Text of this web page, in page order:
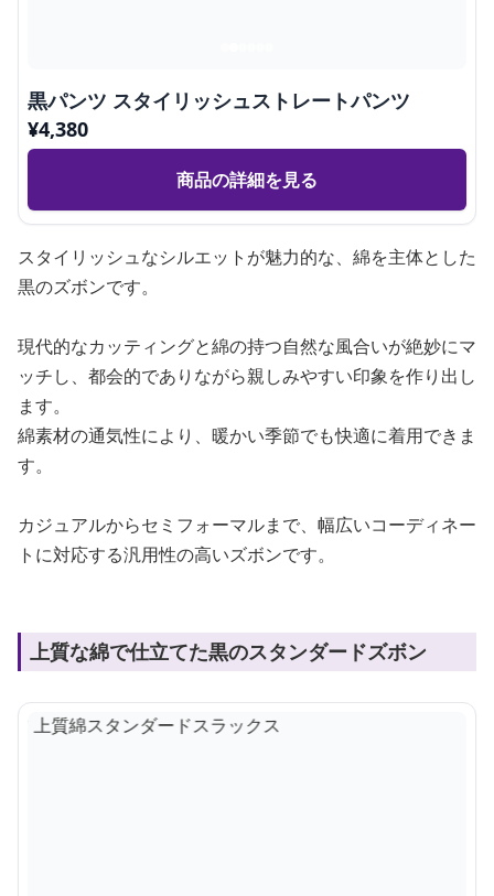
黒パンツ スタイリッシュストレートパンツ
¥4,380
商品の詳細を見る
スタイリッシュなシルエットが魅力的な、綿を主体とした
黒のズボンです。
現代的なカッティングと綿の持つ自然な風合いが絶妙にマ
ッチし、都会的でありながら親しみやすい印象を作り出し
ます。
綿素材の通気性により、暖かい季節でも快適に着用できま
す。
カジュアルからセミフォーマルまで、幅広いコーディネー
トに対応する汎用性の高いズボンです。
上質な綿で仕立てた黒のスタンダードズボン